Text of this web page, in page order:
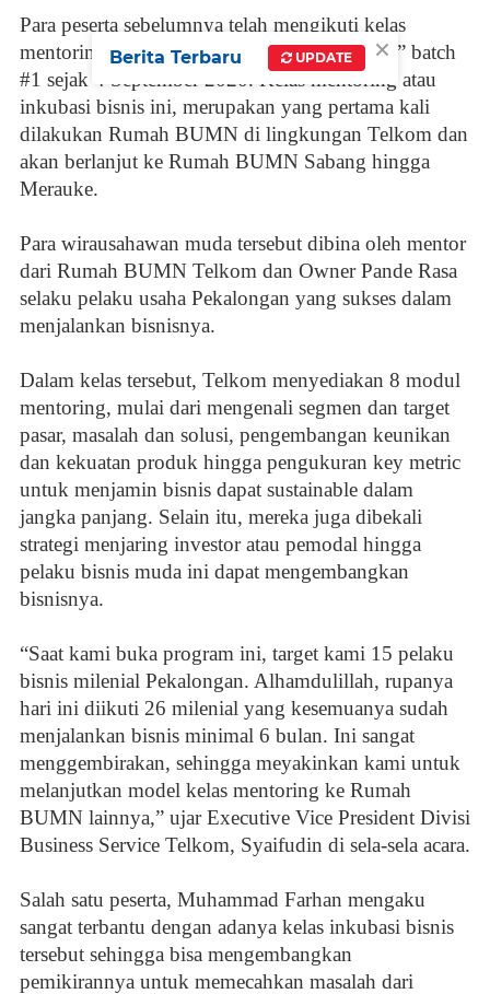
Para peserta sebelumnya telah mengikuti kelas
mentoring “Saatnya Millenial Jadi Bossmuda” batch
#1 sejak 4 September 2020. Kelas mentoring atau
inkubasi bisnis ini, merupakan yang pertama kali
dilakukan Rumah BUMN di lingkungan Telkom dan
akan berlanjut ke Rumah BUMN Sabang hingga
Merauke.
Para wirausahawan muda tersebut dibina oleh mentor
dari Rumah BUMN Telkom dan Owner Pande Rasa
selaku pelaku usaha Pekalongan yang sukses dalam
menjalankan bisnisnya.
Dalam kelas tersebut, Telkom menyediakan 8 modul
mentoring, mulai dari mengenali segmen dan target
pasar, masalah dan solusi, pengembangan keunikan
dan kekuatan produk hingga pengukuran key metric
untuk menjamin bisnis dapat sustainable dalam
jangka panjang. Selain itu, mereka juga dibekali
strategi menjaring investor atau pemodal hingga
pelaku bisnis muda ini dapat mengembangkan
bisnisnya.
“Saat kami buka program ini, target kami 15 pelaku
bisnis milenial Pekalongan. Alhamdulillah, rupanya
hari ini diikuti 26 milenial yang kesemuanya sudah
menjalankan bisnis minimal 6 bulan. Ini sangat
menggembirakan, sehingga meyakinkan kami untuk
melanjutkan model kelas mentoring ke Rumah
BUMN lainnya,” ujar Executive Vice President Divisi
Business Service Telkom, Syaifudin di sela-sela acara.
Salah satu peserta, Muhammad Farhan mengaku
sangat terbantu dengan adanya kelas inkubasi bisnis
tersebut sehingga bisa mengembangkan
pemikirannya untuk memecahkan masalah dari
×
Berita Terbaru UPDATE